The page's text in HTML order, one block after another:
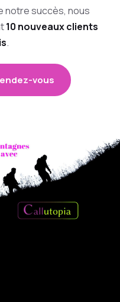
notre succès, nous
10 nouveaux clients
.
vous